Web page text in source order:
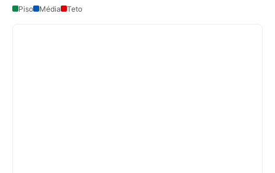
Piso Média Teto